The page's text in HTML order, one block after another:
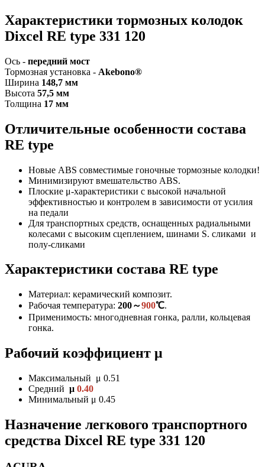
Характеристики тормозных колодок
Dixcel RE type 331 120
Ось - передний мост
Тормозная установка - Akebono®
Ширина 148,7 мм
Высота 57,5 мм
Толщина 17 мм
Отличительные особенности состава
RE type
Новые ABS совместимые гоночные тормозные колодки!
Минимизируют вмешательство ABS.
Плоские μ-характеристики с высокой начальной
эффективностью и контролем в зависимости от усилия
на педали
Для транспортных средств, оснащенных радиальными
колесами с высоким сцеплением, шинами S. сликами и
полу-сликами
Характеристики состава RE type
Материал: керамический композит.
Рабочая температура: 200～900℃.
Применимость: многодневная гонка, ралли, кольцевая
гонка.
Рабочий коэффициент μ
Максимальный μ 0.51
Средний μ 0.40
Минимальный μ 0.45
Назначение легкового транспортного
средства Dixcel RE type 331 120